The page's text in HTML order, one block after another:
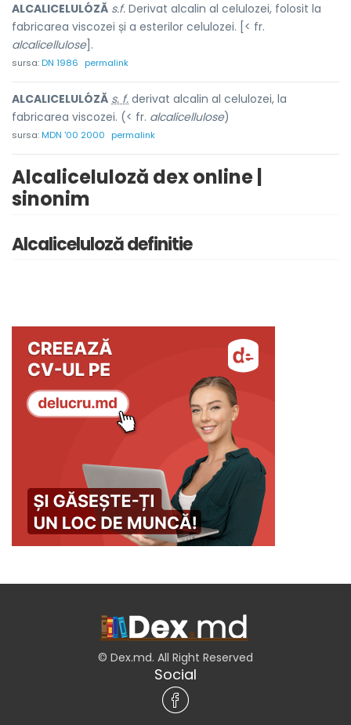
ALCALICELULÓZĂ s.f. Derivat alcalin al celulozei, folosit la
fabricarea viscozei și a esterilor celulozei. [< fr.
alcalicellulose].
sursa:DN 1986 permalink
ALCALICELULÓZĂ s. f. derivat alcalin al celulozei, la
fabricarea viscozei. (< fr. alcalicellulose)
sursa:MDN '00 2000 permalink
Alcaliceluloză dex online |
sinonim
Alcaliceluloză definitie
© Dex.md. All Right Reserved
Social